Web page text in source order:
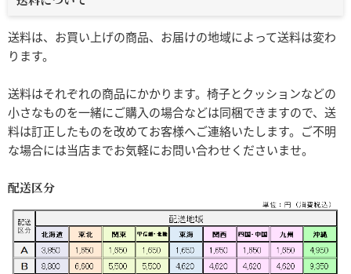
送料は、お買い上げの商品、お届けの地域によって送料は変わ
ります。
送料はそれぞれの商品にかかります。椅子とクッションなどの
小さなものを一緒にご購入の場合などは同梱できますので、送
料は訂正したものを改めてお客様へご連絡いたします。ご不明
な場合には当店までお気軽にお問い合わせくださいませ。
配送区分